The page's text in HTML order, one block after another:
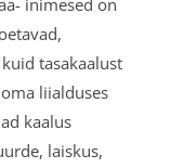
inimesed on
tasakaalust
liialduses
kaalus
laiskus,